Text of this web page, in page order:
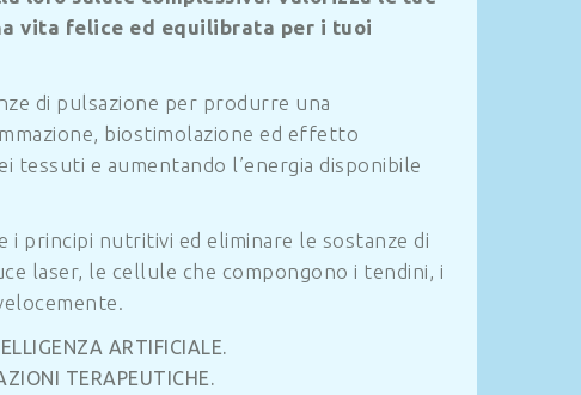
vita felice ed equilibrata per i tuoi
di pulsazione per produrre una
biostimolazione ed effetto
tessuti e aumentando l’energia disponibile
principi nutritivi ed eliminare le sostanze di
laser, le cellule che compongono i tendini, i
ARTIFICIALE.
TERAPEUTICHE.